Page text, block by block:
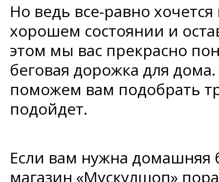
Но ведь все-равно
хорошем состоянии и
этом мы вас прекрасно
беговая дорожка для
поможем вам подобрать
подойдет.
Если вам нужна домашняя
магазин «Мускулшоп»